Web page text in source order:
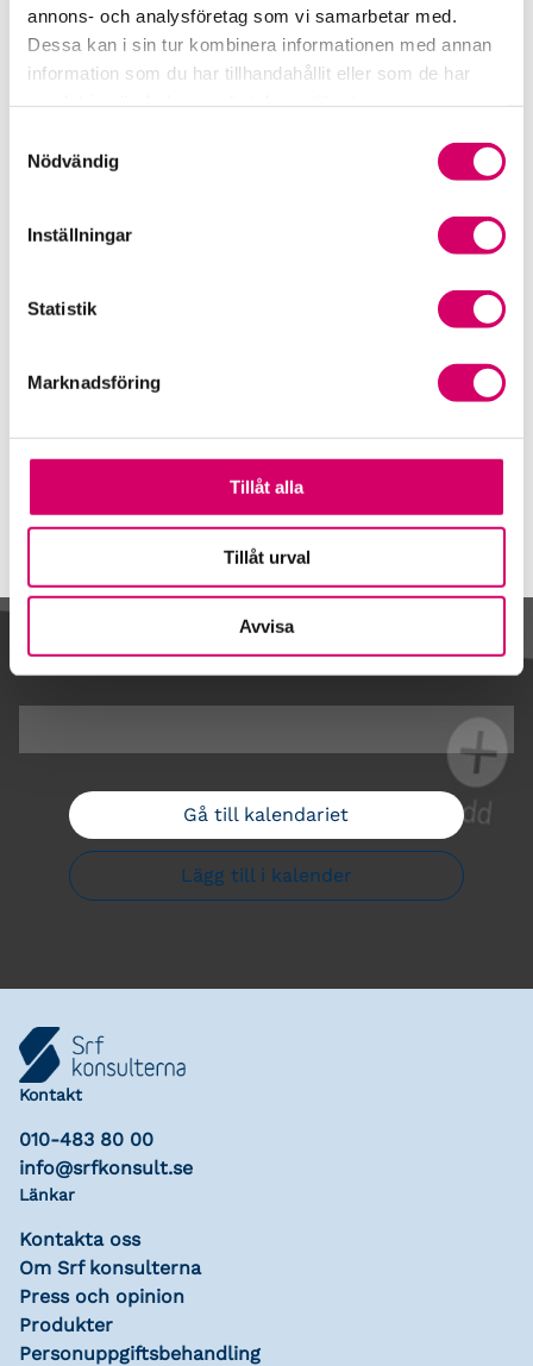
annons- och analysföretag som vi samarbetar med.
Dessa kan i sin tur kombinera informationen med annan
information som du har tillhandahållit eller som de har
Nödvändig
Inställningar
Statistik
Marknadsföring
Tillåt alla
Tillåt urval
Avvisa
Affärsrådgivare
Skicka e-post
073-519 63 11
Auktoriserad Redovisningskonsult
073-519 63 13
Kate Ullsberg
Skicka e-post
Kalendarium
Gå till kalendariet
Lägg till i kalender
Kontakt
010-483 80 00
info@srfkonsult.se
Länkar
Kontakta oss
Om Srf konsulterna
Press och opinion
Produkter
Personuppgiftsbehandling